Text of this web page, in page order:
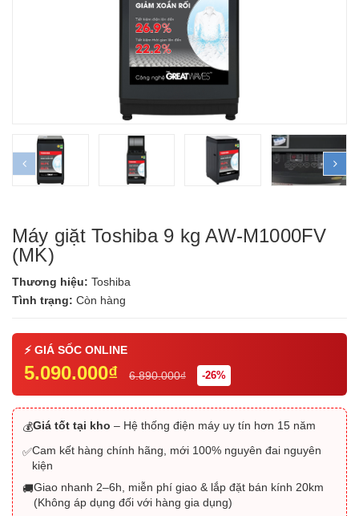
prev
Máy giặt Toshiba 9 kg AW-M1000FV
(MK)
Thương hiệu: Toshiba
Tình trạng: Còn hàng
5.090.000₫ 6.890.000₫ -26%
💰Giá tốt tại kho – Hệ thống điện máy uy tín hơn 15 năm
✅Cam kết hàng chính hãng, mới 100% nguyên đai nguyên
kiện
🚚Giao nhanh 2–6h, miễn phí giao & lắp đặt bán kính 20km
(Không áp dụng đối với hàng gia dụng)